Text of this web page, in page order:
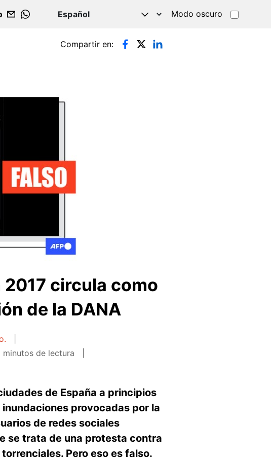
WHATSAPP
Modo oscuro
Compartir en:
circula como
de la DANA
minutos de lectura
de España a principios
provocadas por la
de redes sociales
se trata de una protesta contra
Pero eso es falso.